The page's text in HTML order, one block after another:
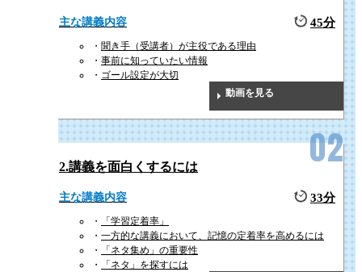
主な講義内容 45分
聞き手（受講者）が主役である理由
事前に知っていたい情報
ゴール設定が大切
動画を見る
2.講義を面白くするには
主な講義内容 33分
「学習定着率」
一方的な講義において、記憶の定着率を高めるには
「ネタ集め」の重要性
「ネタ」を探すには